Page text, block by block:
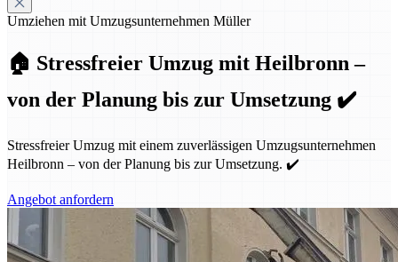
Umziehen mit Umzugsunternehmen Müller
🏠 Stressfreier Umzug mit Heilbronn –
von der Planung bis zur Umsetzung ✔️
Stressfreier Umzug mit einem zuverlässigen Umzugsunternehmen
Heilbronn – von der Planung bis zur Umsetzung. ✔️
Angebot anfordern